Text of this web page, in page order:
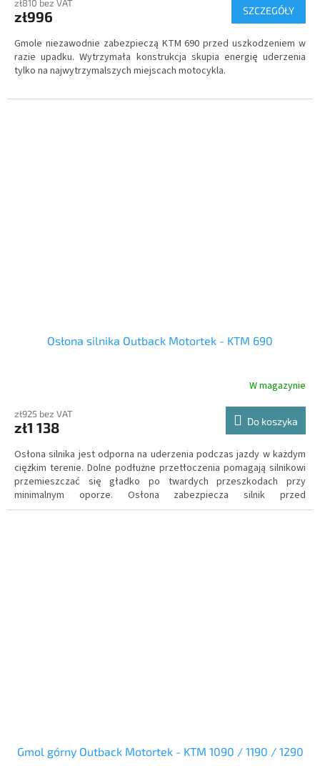
zł810 bez VAT
zł996 SZCZEGÓŁY
Gmole niezawodnie zabezpieczą KTM 690 przed uszkodzeniem w
razie upadku. Wytrzymała konstrukcja skupia energię uderzenia
tylko na najwytrzymalszych miejscach motocykla.
Osłona silnika Outback Motortek - KTM 690
W magazynie
zł925 bez VAT
zł1 138 Do koszyka
Osłona silnika jest odporna na uderzenia podczas jazdy w każdym
ciężkim terenie. Dolne podłużne przetłoczenia pomagają silnikowi
przemieszczać się gładko po twardych przeszkodach przy
minimalnym oporze. Osłona zabezpiecza silnik przed
odskakującymi kamieniami oraz błotem, dzięki czemu niezabłocony
Gmol górny Outback Motortek - KTM 1090 / 1190 / 1290